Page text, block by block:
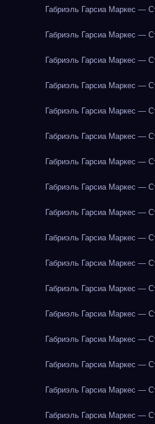
Габриэль Гарсиа Маркес —
Габриэль Гарсиа Маркес —
Габриэль Гарсиа Маркес —
Габриэль Гарсиа Маркес —
Габриэль Гарсиа Маркес —
Габриэль Гарсиа Маркес —
Габриэль Гарсиа Маркес —
Габриэль Гарсиа Маркес —
Габриэль Гарсиа Маркес —
Габриэль Гарсиа Маркес —
Габриэль Гарсиа Маркес —
Габриэль Гарсиа Маркес —
Габриэль Гарсиа Маркес —
Габриэль Гарсиа Маркес —
Габриэль Гарсиа Маркес —
Габриэль Гарсиа Маркес —
Габриэль Гарсиа Маркес —